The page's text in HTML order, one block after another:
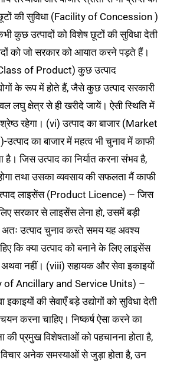
की सुविधा (Facility of Concession )
कुछ उत्पादों को विशेष छूटों की सुविधा देती
को जो सरकार को आयात करने पड़ते हैं।
of Product) कुछ उत्पाद
के रूप में होते हैं, जैसे कुछ उत्पाद सरकारी
क्षेत्र से ही खरीदे जायें। ऐसी स्थिति में
रहेगा। (vi) उत्पाद का बाजार (Market
का बाजार में महत्व भी चुनाव में काफी
है। जिस उत्पाद कानिर्यात करना संभव है,
तथा उसका व्यवसाय की सफलता मैं काफी
लाइसेंस (Product Licence) – जिस
सरकार से लाइसेंस लेना हो, उसमें बड़ी
उत्पाद चुनाव करते समय यह अवश्य
कि क्या उत्पाद को बनाने के लिए लाइसेंस
नहीं। (viii) सहायक और सेवा इकाइयों
of Ancillary and Service Units) –
की सेवाएँ बड़े उद्योगों को सुविधा देती
करना चाहिए। निष्कर्ष ऐसा करने का
की प्रमुख विशेषताओं को पहचानना होता है,
विचार अनेक समस्याओं से जुड़ा होता है, उन